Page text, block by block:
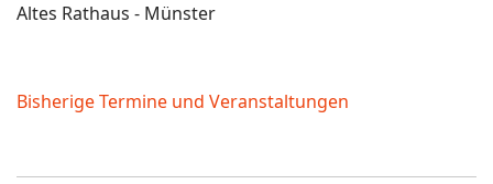
Altes Rathaus - Münster
Bisherige Termine und Veranstaltungen